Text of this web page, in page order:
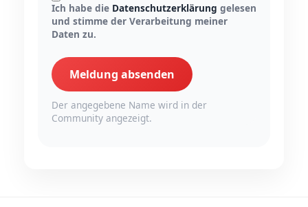
Ich habe die Datenschutzerklärung gelesen
und stimme der Verarbeitung meiner
Daten zu.
Meldung absenden
Der angegebene Name wird in der
Community angezeigt.